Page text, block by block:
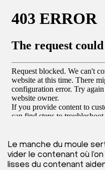
Le manche du moule
vider le contenant où
lisses du contenant